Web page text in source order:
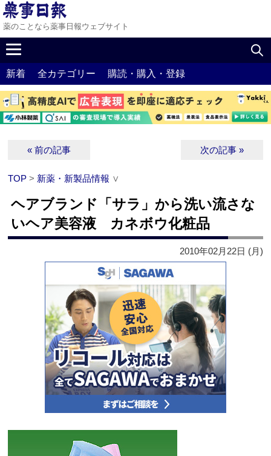
薬のことなら薬事日報ウェブサイト
新着 全カテゴリー 購読・購入・登録
« 前の記事 次の記事 »
TOP > 新薬・新製品情報 ∨
ヘアブランド「サラ」から洗い流さな
いヘア美容液 カネボウ化粧品
2010年02月22日 (月)